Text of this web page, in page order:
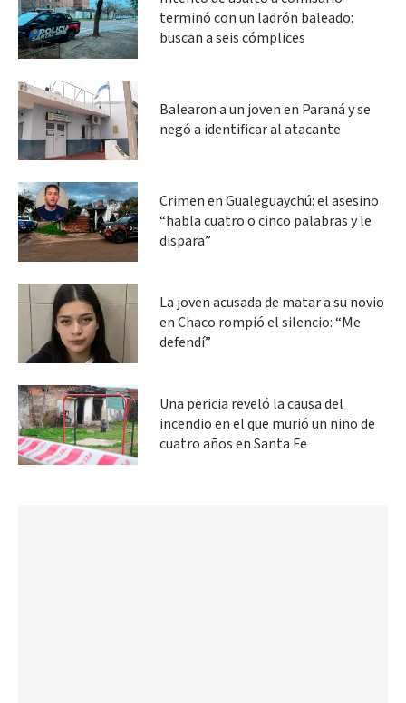
terminó con un ladrón baleado:
buscan a seis cómplices
Balearon a un joven en Paraná y se
negó a identificar al atacante
Crimen en Gualeguaychú: el asesino
“habla cuatro o cinco palabras y le
dispara”
La joven acusada de matar a su novio
en Chaco rompió el silencio: “Me
defendí”
Una pericia reveló la causa del
incendio en el que murió un niño de
cuatro años en Santa Fe